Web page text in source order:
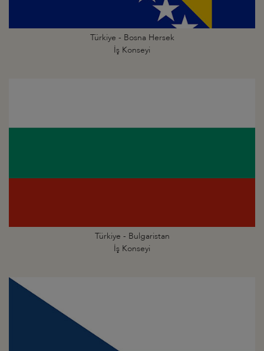
Türkiye - Bosna Hersek
İş Konseyi
Türkiye - Bulgaristan
İş Konseyi